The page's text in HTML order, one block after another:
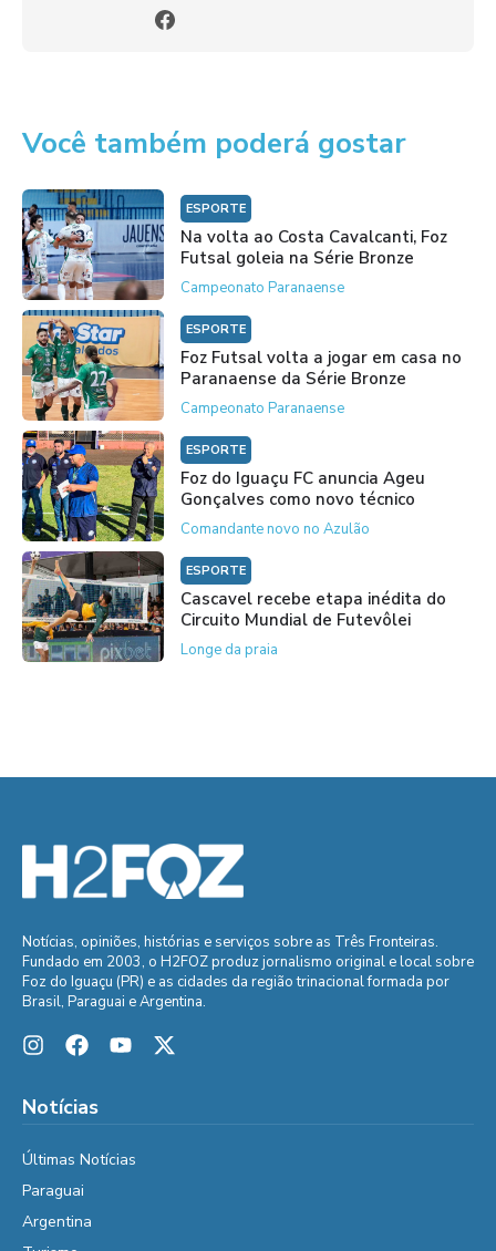
Você também poderá gostar
ESPORTE
Na volta ao Costa Cavalcanti, Foz
Futsal goleia na Série Bronze
Campeonato Paranaense
ESPORTE
Foz Futsal volta a jogar em casa no
Paranaense da Série Bronze
Campeonato Paranaense
ESPORTE
Foz do Iguaçu FC anuncia Ageu
Gonçalves como novo técnico
Comandante novo no Azulão
ESPORTE
Cascavel recebe etapa inédita do
Circuito Mundial de Futevôlei
Longe da praia
Notícias, opiniões, histórias e serviços sobre as Três Fronteiras.
Fundado em 2003, o H2FOZ produz jornalismo original e local sobre
Foz do Iguaçu (PR) e as cidades da região trinacional formada por
Brasil, Paraguai e Argentina.
Notícias
Últimas Notícias
Paraguai
Argentina